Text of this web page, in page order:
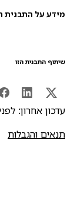
על התבנית הזו
התבנית הזו
אחרון: לפני 56 שנים
והגבלות